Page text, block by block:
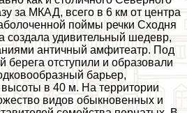
за МКАД, всего в 6 км от центра
поймы речки Сходня
создала удивительный шедевр,
античный амфитеатр. Под
берега отступили и образовали
барьер,
в 40 м. На территории
видов обыкновенных и